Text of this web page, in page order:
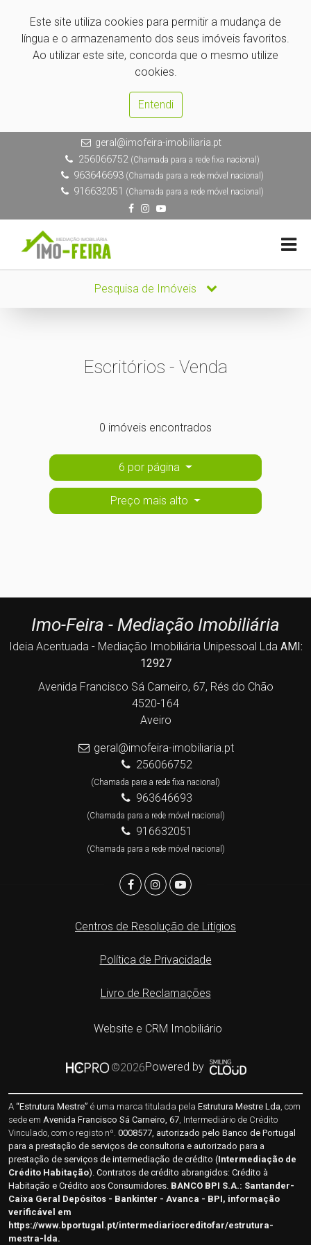
Este site utiliza cookies para permitir a mudança de
língua e o armazenamento dos seus imóveis favoritos.
Ao utilizar este site, concorda que o mesmo utilize
cookies.
Entendi
geral@imofeira-imobiliaria.pt
256066752(Chamada para a rede fixa nacional)
963646693 (Chamada para a rede móvel nacional)
916632051 (Chamada para a rede móvel nacional)
Pesquisa de Imóveis
Escritórios - Venda
0 imóveis encontrados
6 por página
Preço mais alto
Imo-Feira - Mediação Imobiliária
Ideia Acentuada - Mediação Imobiliária Unipessoal Lda AMI:
12927
Avenida Francisco Sá Carneiro, 67, Rés do Chão
4520-164
Aveiro
geral@imofeira-imobiliaria.pt
256066752
(Chamada para a rede fixa nacional)
963646693
(Chamada para a rede móvel nacional)
916632051
(Chamada para a rede móvel nacional)
Centros de Resolução de Litígios
Política de Privacidade
Livro de Reclamações
Website e CRM Imobiliário
©2026Powered by
A “Estrutura Mestre” é uma marca titulada pela Estrutura Mestre Lda, com
sede em Avenida Francisco Sá Carneiro, 67, Intermediário de Crédito
Vinculado, com o registo nº. 0008577, autorizado pelo Banco de Portugal
para a prestação de serviços de consultoria e autorizado para a
prestação de serviços de intermediação de crédito (Intermediação de
Crédito Habitação). Contratos de crédito abrangidos: Crédito à
Habitação e Crédito aos Consumidores. BANCO BPI S.A.: Santander-
Caixa Geral Depósitos - Bankinter - Avanca - BPI, informação
verificável em
https://www.bportugal.pt/intermediariocreditofar/estrutura-
mestra-lda.